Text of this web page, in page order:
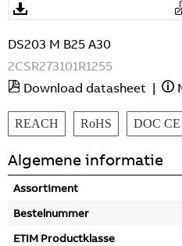
DS203 M B25 A30
2CSR273101R1255
Download datasheet |
REACH RoHS DOC CE
Algemene informatie
Assortiment
Bestelnummer
ETIM Productklasse